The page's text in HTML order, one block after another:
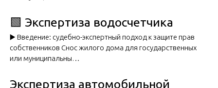
🟩 Экспертиза водосчетчика
▶️ Введение: судебно-экспертный подход к защите прав
собственников Снос жилого дома для государственных
или муниципальны…
Экспертиза автомобильной